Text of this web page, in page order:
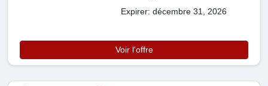
Expirer: décembre 31, 2026
Voir l'offre